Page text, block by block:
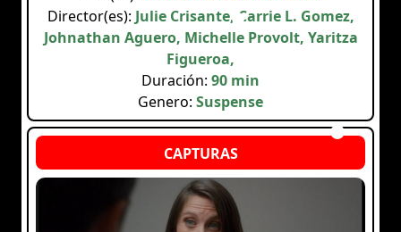
Director(es): Julie Crisante, Carrie L. Gomez,
Johnathan Aguero, Michelle Provolt, Yaritza
Figueroa,
Duración: 90 min
Genero: Suspense